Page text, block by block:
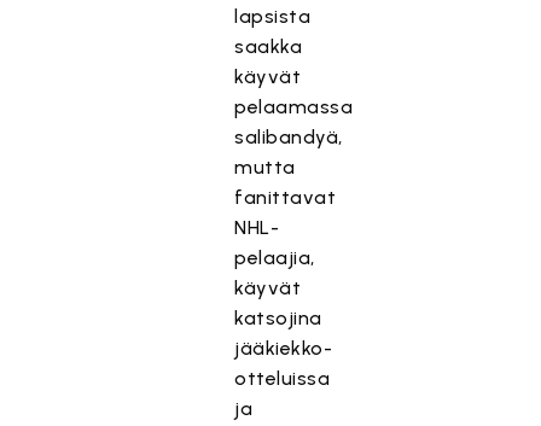
lapsista
saakka
käyvät
pelaamassa
salibandyä,
mutta
fanittavat
NHL-
pelaajia,
käyvät
katsojina
jääkiekko-
otteluissa
ja